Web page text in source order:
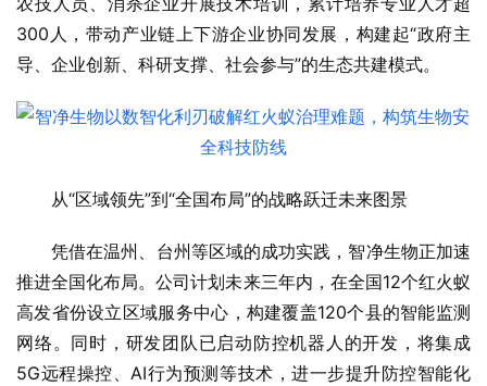
300人，带动产业链上下游企业协同发展，构建起“政府主
导、企业创新、科研支撑、社会参与”的生态共建模式。
从“区域领先”到“全国布局”的战略跃迁未来图景
凭借在温州、台州等区域的成功实践，智净生物正加速
推进全国化布局。公司计划未来三年内，在全国12个红火蚁
高发省份设立区域服务中心，构建覆盖120个县的智能监测
网络。同时，研发团队已启动防控机器人的开发，将集成
5G远程操控、AI行为预测等技术，进一步提升防控智能化